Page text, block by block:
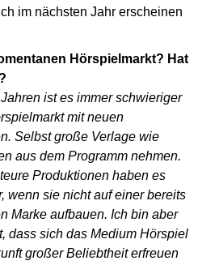
im nächsten Jahr erscheinen
Hörspielmarkt? Hat
ist es immer schwieriger
mit neuen
Selbst große Verlage wie
aus dem Programm nehmen.
Produktionen haben es
wenn sie nicht auf einer bereits
Marke aufbauen. Ich bin aber
dass sich das Medium Hörspiel
großer Beliebtheit erfreuen